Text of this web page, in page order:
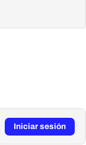
Iniciar sesión